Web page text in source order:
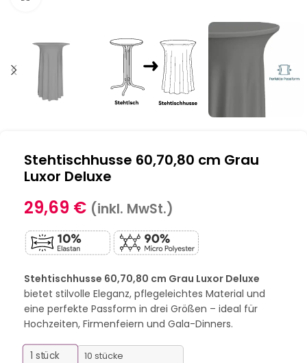
Stehtischhusse 60,70,80 cm Grau
Luxor Deluxe
29,69 € (inkl. MwSt.)
Stehtischhusse 60,70,80 cm Grau Luxor Deluxe
bietet stilvolle Eleganz, pflegeleichtes Material und
eine perfekte Passform in drei Größen – ideal für
Hochzeiten, Firmenfeiern und Gala-Dinners.
1 stück 10 stücke